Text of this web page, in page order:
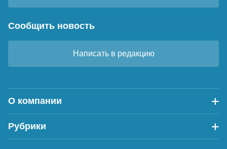
Сообщить новость
Написать в редакцию
О компании
Рубрики